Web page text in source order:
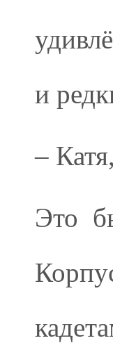
и
–
Это